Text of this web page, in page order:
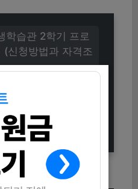
화의집 청소년
연대회 참가자
격조건 안내)
학습관 2학기 프로
(신청방법과 자격조